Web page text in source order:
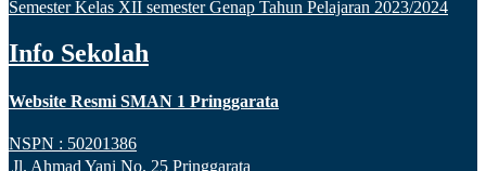
Semester Kelas XII semester Genap Tahun Pelajaran 2023/2024
Info Sekolah
Website Resmi SMAN 1 Pringgarata
NSPN : 50201386
Jl. Ahmad Yani No. 25 Pringgarata